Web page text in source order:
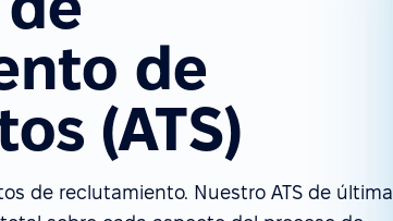
de
(ATS)
de reclutamiento. Nuestro ATS de última